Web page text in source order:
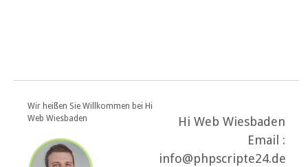
Wir heißen Sie Willkommen bei Hi
Web Wiesbaden
Hi Web Wiesbaden
Email :
info@phpscripte24.de